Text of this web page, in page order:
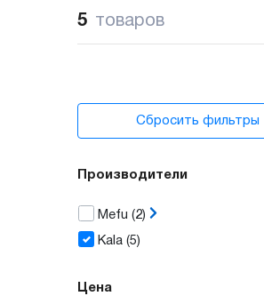
5 товаров
Сбросить фильтры
Производители
Mefu (2)
Kala (5)
Цена